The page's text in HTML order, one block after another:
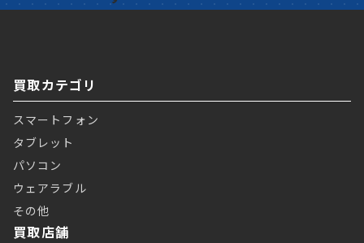
買取カテゴリ
スマートフォン
タブレット
パソコン
ウェアラブル
その他
買取店舗